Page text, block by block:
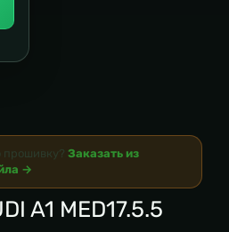
Заказать из
→
A1 MED17.5.5